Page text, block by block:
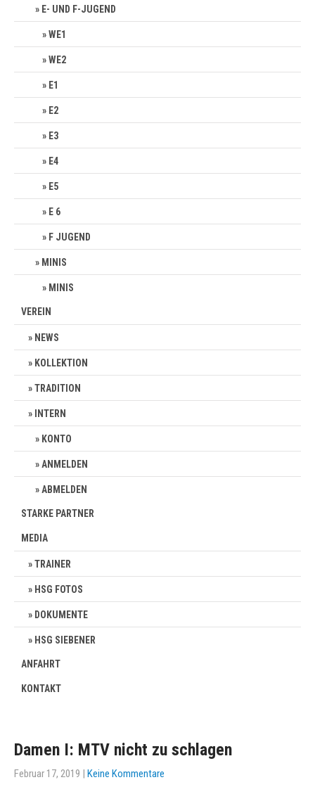
E- UND F-JUGEND
WE1
WE2
E1
E2
E3
E4
E5
E 6
F JUGEND
MINIS
MINIS
VEREIN
NEWS
KOLLEKTION
TRADITION
INTERN
KONTO
ANMELDEN
ABMELDEN
STARKE PARTNER
MEDIA
TRAINER
HSG FOTOS
DOKUMENTE
HSG SIEBENER
ANFAHRT
KONTAKT
Damen I: MTV nicht zu schlagen
Februar 17, 2019 | Keine Kommentare